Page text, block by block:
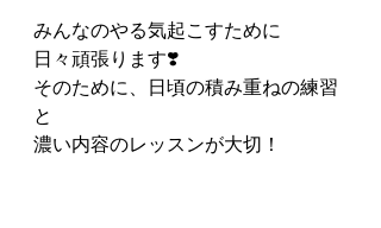
みんなのやる気起こすために
日々頑張ります❣️
そのために、日頃の積み重ねの練習
と
濃い内容のレッスンが大切！